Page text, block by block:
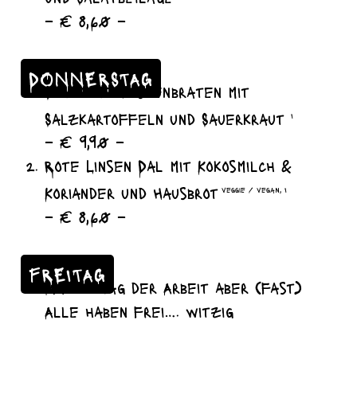
– € 8,60 –
DONNERSTAG
Schweinekrustenbraten mit
Salzkartoffeln und Sauerkraut
I
– € 9,90 –
Rote Linsen Dal mit Kokosmilch &
Koriander und Hausbrotveggie / vegan, I
– € 8,60 –
FREITAG
Mai……. Tag der Arbeit aber (fast)
Alle haben frei…. witzig